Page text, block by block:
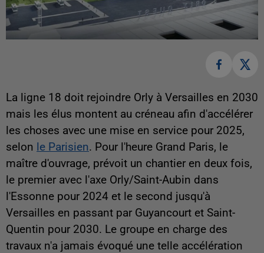
La ligne 18 doit rejoindre Orly à Versailles en 2030
mais les élus montent au créneau afin d'accélérer
les choses avec une mise en service pour 2025,
selon le Parisien. Pour l'heure Grand Paris, le
maître d'ouvrage, prévoit un chantier en deux fois,
le premier avec l'axe Orly/Saint-Aubin dans
l'Essonne pour 2024 et le second jusqu'à
Versailles en passant par Guyancourt et Saint-
Quentin pour 2030. Le groupe en charge des
travaux n'a jamais évoqué une telle accélération